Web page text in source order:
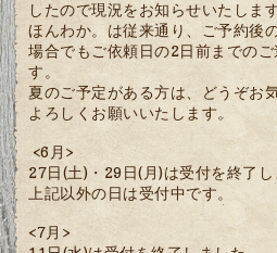
したので現況をお知らせいたします
ほんわか。は従来通り、ご予約後
場合でもご依頼日の2日前までの
す。
夏のご予定がある方は、どうぞお
よろしくお願いいたします。
<6月>
27日(土)・29日(月)は受付を終了し
上記以外の日は受付中です。
<7月>